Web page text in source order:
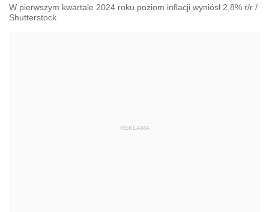
W pierwszym kwartale 2024 roku poziom inflacji wyniósł 2,8% r/r /
Shutterstock